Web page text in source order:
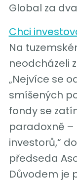
Global za
Chci
Na
neodcházeli
„Nejvíce se
smíšených
fondy se
paradoxně –
investorů,“
předseda
Důvodem je